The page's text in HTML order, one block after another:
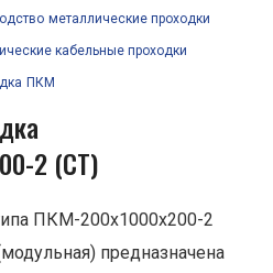
металлические проходки
кабельные проходки
ПКМ
2 (СТ)
ПКМ-200х1000х200-2
предназначена